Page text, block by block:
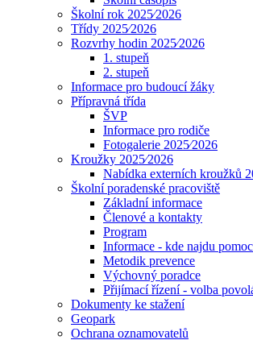
Školní rok 2025⁄2026
Třídy 2025⁄2026
Rozvrhy hodin 2025⁄2026
1. stupeň
2. stupeň
Informace pro budoucí žáky
Přípravná třída
ŠVP
Informace pro rodiče
Fotogalerie 2025⁄2026
Kroužky 2025⁄2026
Nabídka externích kroužků
Školní poradenské pracoviště
Základní informace
Členové a kontakty
Program
Informace - kde najdu
Metodik prevence
Výchovný poradce
Přijímací řízení - volba
Dokumenty ke stažení
Geopark
Ochrana oznamovatelů